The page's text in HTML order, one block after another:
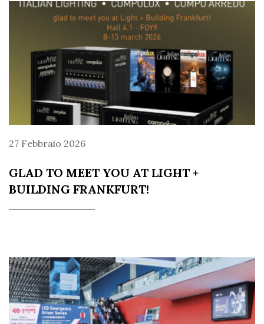
27 Febbraio 2026
GLAD TO MEET YOU AT LIGHT +
BUILDING FRANKFURT!